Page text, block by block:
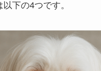
下の4つです。